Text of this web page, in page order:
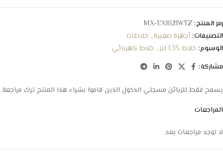
رمز المنتج: MX-EX1021WTZ
التصنيفات: أجهزة صغيرة, خلاطات
الوسوم: خلاط 1.35 لتر , خلاط كهربائي
مشاركة:
المراجعات
لا توجد مراجعات بعد.
يسمح فقط للزبائن مسجلي الدخول الذين قاموا بشراء هذا المنتج ترك مراجعة.